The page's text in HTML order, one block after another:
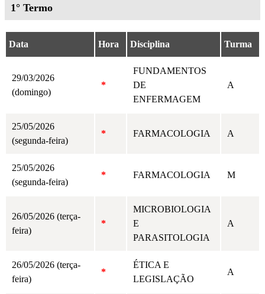
1° Termo
Data Hora Disciplina Turma
29/03/2026
(domingo)
*
FUNDAMENTOS
DE
ENFERMAGEM
A
25/05/2026
(segunda-feira)
* FARMACOLOGIA A
25/05/2026
(segunda-feira)
* FARMACOLOGIA M
26/05/2026 (terça-
feira)
*
MICROBIOLOGIA
E
PARASITOLOGIA
A
26/05/2026 (terça-
feira)
*
ÉTICA E
LEGISLAÇÃO
A